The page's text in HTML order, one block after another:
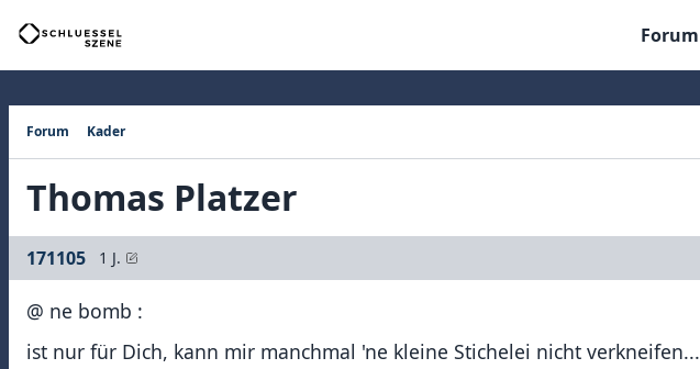
Forum
Forum Kader
Thomas Platzer
171105 1 J.
@ ne bomb :
ist nur für Dich, kann mir manchmal 'ne kleine Stichelei nicht verkneifen...